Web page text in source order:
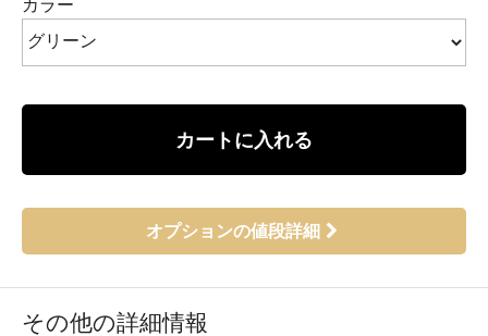
カラー
カートに入れる
オプションの値段詳細
その他の詳細情報